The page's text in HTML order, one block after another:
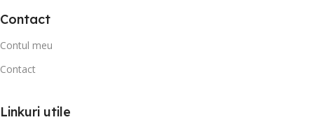
Contact
Contul meu
Contact
Linkuri utile